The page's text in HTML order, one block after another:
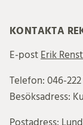
KONTAKTA
E-post Erik
Telefon: 046-
Besöksadress:
Postadress: